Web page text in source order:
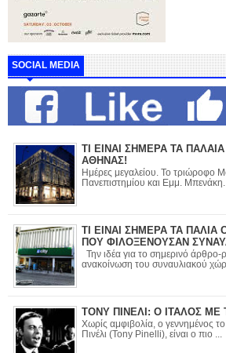
SOCIAL MEDIA
ΤΙ ΕΙΝΑΙ ΣΗΜΕΡΑ ΤΑ
ΑΘΗΝΑΣ!
Ημέρες μεγαλείου. Το τριώροφο
ΤΙ ΕΙΝΑΙ ΣΗΜΕΡΑ ΤΑ ΠΑΛΙΑ
ΠΟΥ ΦΙΛΟΞΕΝΟΥΣΑΝ
Την ιδέα για το σημερινό
ανακοίνωση του συναυλιακού
ΤΟΝΥ ΠΙΝΕΛΙ: Ο ΙΤΑΛΟΣ
Χωρίς αμφιβολία, ο γεννημένος
Πινέλι (Tony Pinelli), είναι ο πιο ...